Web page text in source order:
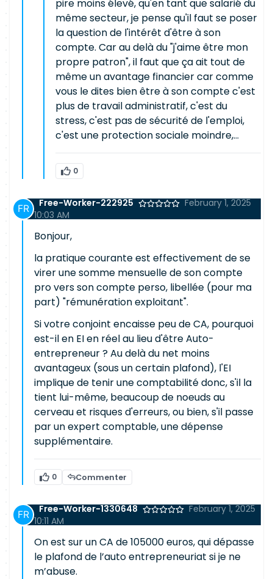
pire moins élevé, qu'en tant que salarié du
même secteur, je pense qu'il faut se poser
la question de l'intérêt d'être à son
compte. Car au delà du "j'aime être mon
propre patron", il faut que ça ait tout de
même un avantage financier car comme
vous le dites bien être à son compte c'est
plus de travail administratif, c'est du
stress, c'est pas de sécurité de l'emploi,
c'est une protection sociale moindre,...
0
Free-Worker-222925
February 1, 2025
10:03 AM
Bonjour,
la pratique courante est effectivement de se
virer une somme mensuelle de son compte
pro vers son compte perso, libellée (pour ma
part) "rémunération exploitant".
Si votre conjoint encaisse peu de CA, pourquoi
est-il en EI en réel au lieu d'être Auto-
entrepreneur ? Au delà du net moins
avantageux (sous un certain plafond), l'EI
implique de tenir une comptabilité donc, s'il la
tient lui-même, beaucoup de noeuds au
cerveau et risques d'erreurs, ou bien, s'il passe
par un expert comptable, une dépense
supplémentaire.
0 Commenter
Free-Worker-1330648
February 1, 2025
10:11 AM
On est sur un CA de 105000 euros, qui dépasse
le plafond de l’auto entrepreneuriat si je ne
m’abuse.